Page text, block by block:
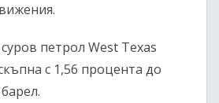
петрол West Texas
с 1,56 процента до